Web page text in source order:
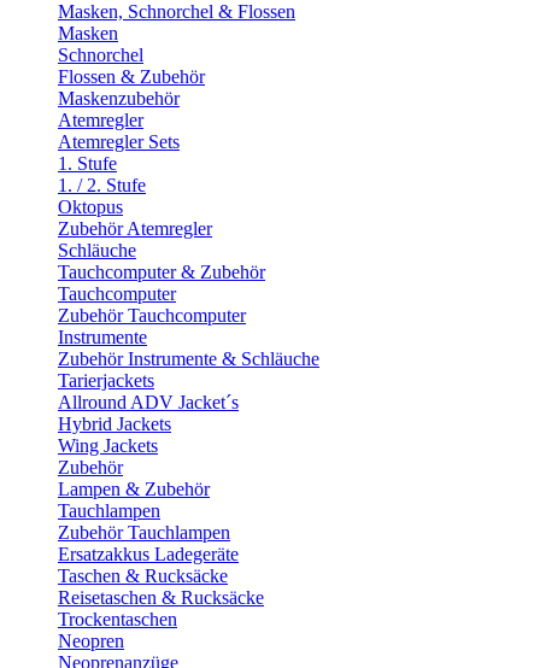
Masken, Schnorchel & Flossen
Masken
Schnorchel
Flossen & Zubehör
Maskenzubehör
Atemregler
Atemregler Sets
1. Stufe
1. / 2. Stufe
Oktopus
Zubehör Atemregler
Schläuche
Tauchcomputer & Zubehör
Tauchcomputer
Zubehör Tauchcomputer
Instrumente
Zubehör Instrumente & Schläuche
Tarierjackets
Allround ADV Jacket´s
Hybrid Jackets
Wing Jackets
Zubehör
Lampen & Zubehör
Tauchlampen
Zubehör Tauchlampen
Ersatzakkus Ladegeräte
Taschen & Rucksäcke
Reisetaschen & Rucksäcke
Trockentaschen
Neopren
Neoprenanzüge